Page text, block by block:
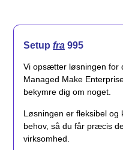
Setup fra 995
Vi opsætter løsningen for
Managed Make
bekymre dig om noget.
Løsningen er fleksibel og
behov, så du får præcis
virksomhed.